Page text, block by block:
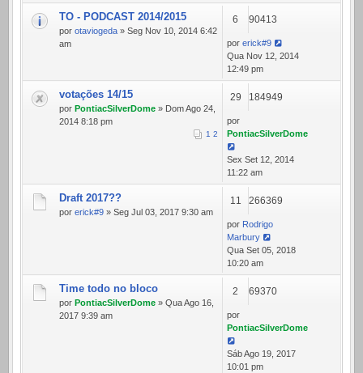
TO - PODCAST 2014/2015
por otaviogeda » Seg Nov 10, 2014 6:42
am
6 90413
por erick#9
Qua Nov 12, 2014
12:49 pm
votações 14/15
por PontiacSilverDome » Dom Ago 24,
2014 8:18 pm
1 2
29 184949
por
PontiacSilverDome
Sex Set 12, 2014
11:22 am
Draft 2017??
por erick#9 » Seg Jul 03, 2017 9:30 am
11 266369
por Rodrigo
Marbury
Qua Set 05, 2018
10:20 am
Time todo no bloco
por PontiacSilverDome » Qua Ago 16,
2017 9:39 am
2 69370
por
PontiacSilverDome
Sáb Ago 19, 2017
10:01 pm